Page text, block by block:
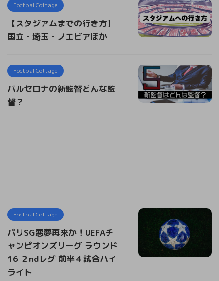
FootballCottage
【スタジアムまでの行き方】
国立・埼玉・ノエビアほか
FootballCottage
バルセロナの新監督どんな監
督？
FootballCottage
パリSG悪夢再来か！UEFAチ
ャンピオンズリーグ ラウンド
16 ２ndレグ 前半４試合ハイ
ライト